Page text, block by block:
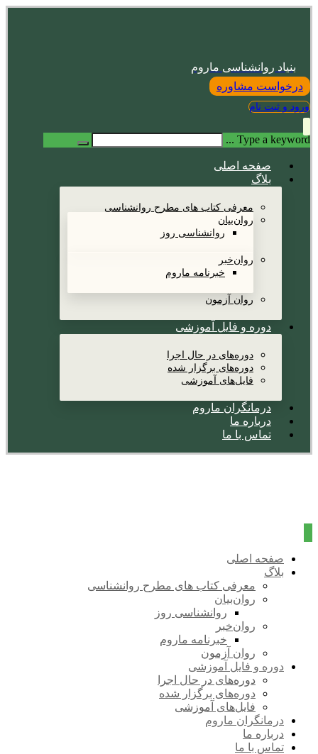
بنیاد روانشناسی ماروم
درخواست مشاوره
ورود و ثبت نام
Type a keyword ...
صفحه اصلی
بلاگ
معرفی کتاب های مطرح روانشناسی
روان‌بیان
روانشناسی روز
روان‌خبر
خبرنامه ماروم
روان آزمون
دوره و فایل آموزشی
دوره‌های در حال اجرا
دوره‌های برگزار شده
فایل‌های آموزشی
درمانگران ماروم
درباره ما
تماس با ما
صفحه اصلی
بلاگ
معرفی کتاب های مطرح روانشناسی
روان‌بیان
روانشناسی روز
روان‌خبر
خبرنامه ماروم
روان آزمون
دوره و فایل آموزشی
دوره‌های در حال اجرا
دوره‌های برگزار شده
فایل‌های آموزشی
درمانگران ماروم
درباره ما
تماس با ما